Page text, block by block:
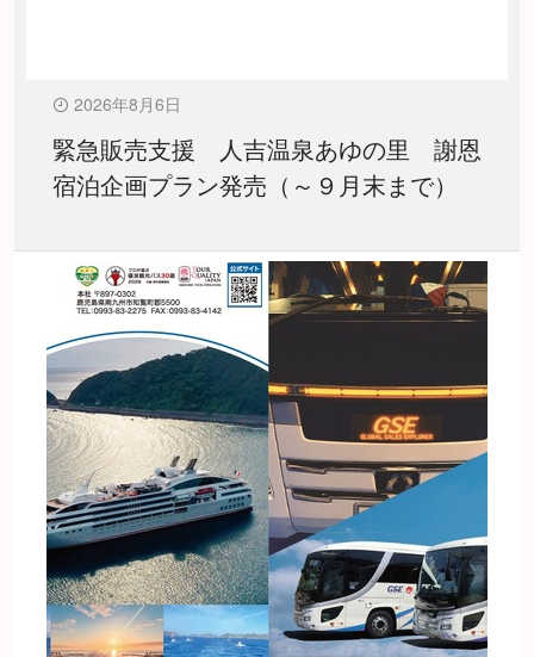
2026年8月6日
緊急販売支援 人吉温泉あゆの里 謝恩
宿泊企画プラン発売（～９月末まで）